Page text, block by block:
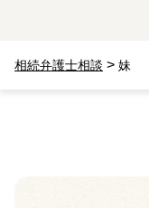
相続弁護士相談 > 妹